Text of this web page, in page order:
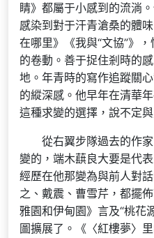
睛》都屬于小感到的流淌
感染到對于汗青滄桑的體
在哪里》《我與“文協”》
的卷動。善于捉住剎時的
地。年青時的寫作追蹤關
的縱深感。他早年在清華
這種求變的選擇，說不定
從右翼步隊過去的作
變的，端木蕻良大要是代
經歷在他那變為與前人對
之、戴震、曹雪芹，都擺
雅園和伊甸園》言及“桃花
圖擴展了。《〈紅樓夢〉里